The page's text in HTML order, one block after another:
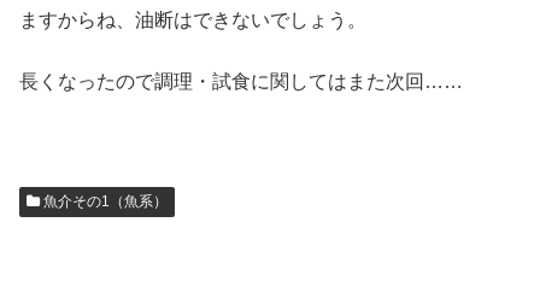
ますからね、油断はできないでしょう。
長くなったので調理・試食に関してはまた次回……
魚介その1（魚系）